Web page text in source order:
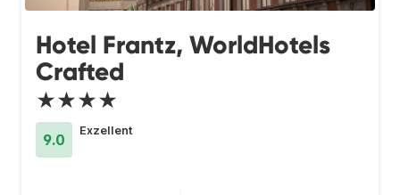
Hotel Frantz, WorldHotels
Crafted
★★★★
9.0
Exzellent